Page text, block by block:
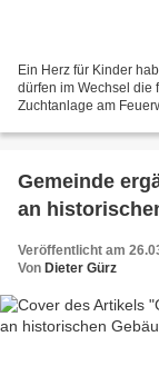
Ein Herz für Kinder
dürfen im Wechsel die
Zuchtanlage am
Gemeinde
an
Veröffentlicht am
Von Dieter Gürz